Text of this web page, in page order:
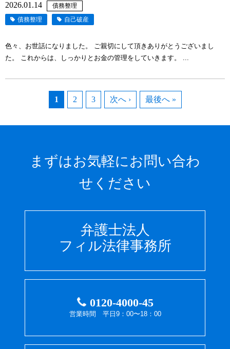
2026.01.14
債務整理
債務整理
自己破産
色々、お世話になりました。 ご親切にして頂きありがとうございまし
た。 これからは、しっかりとお金の管理をしていきます。 ...
1 2 3 次へ › 最後へ »
まずはお気軽にお問い合わ
せください
弁護士法人
フィル法律事務所
0120-4000-45
営業時間 平日9：00〜18：00